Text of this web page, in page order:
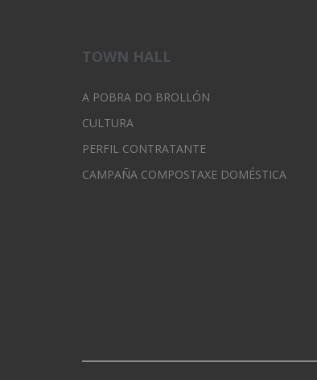
TOWN HALL
A POBRA DO BROLLÓN
CULTURA
PERFIL CONTRATANTE
CAMPAÑA COMPOSTAXE DOMÉSTICA